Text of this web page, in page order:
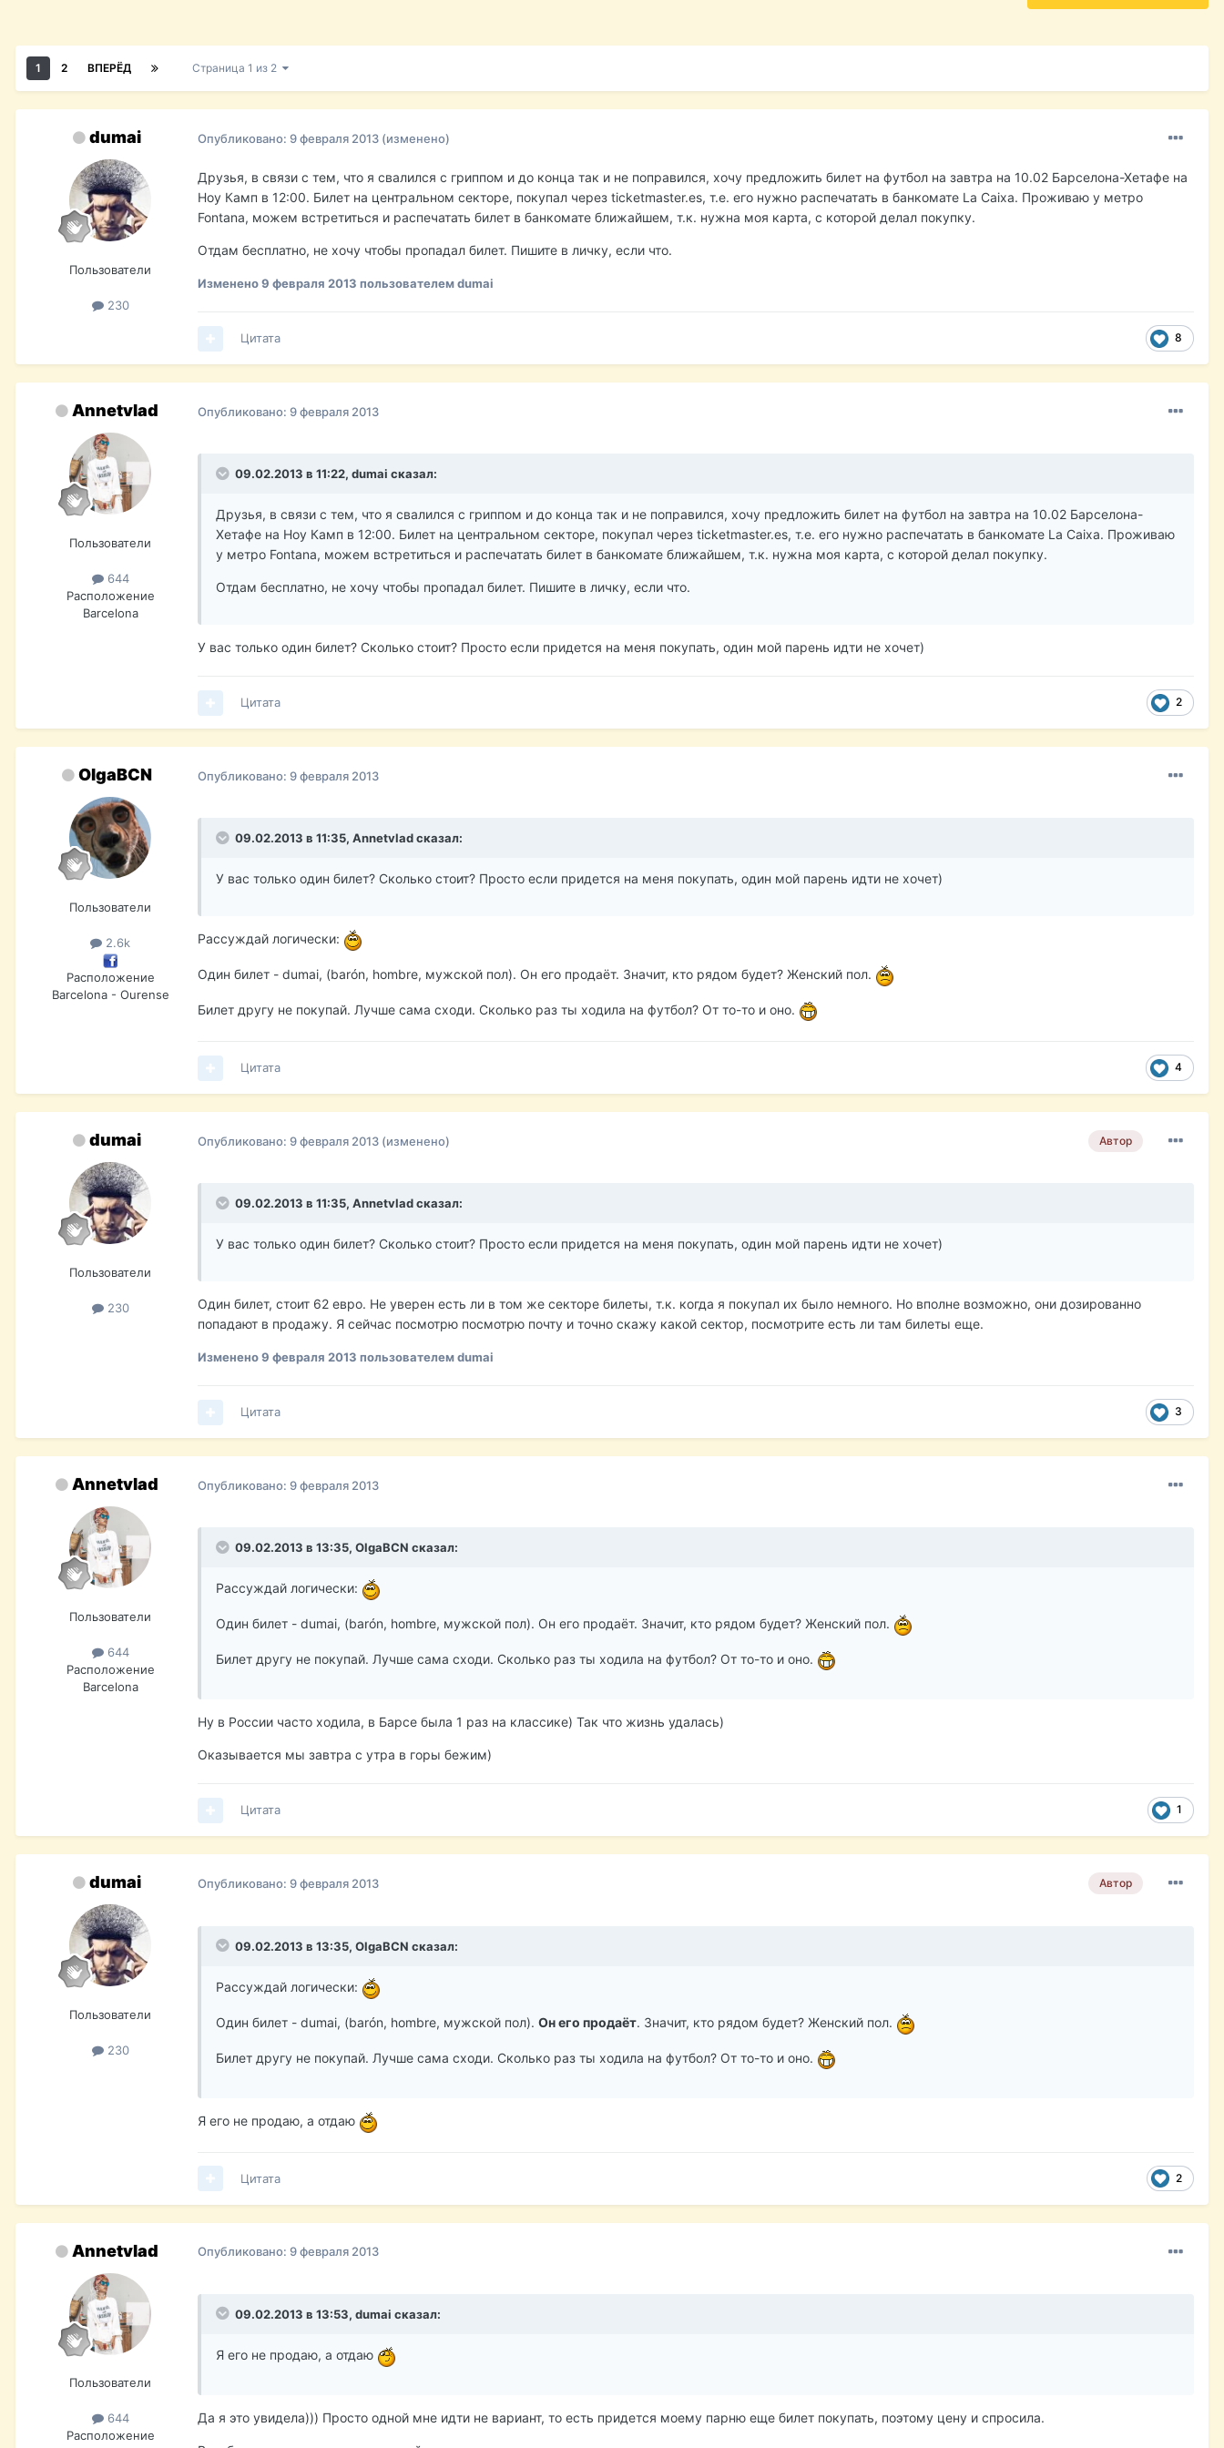
1 2 ВПЕРЁД Страница 1 из 2
dumai
Пользователи
230
Опубликовано: 9 февраля 2013 (изменено)
Друзья, в связи с тем, что я свалился с гриппом и до конца так и не поправился, хочу предложить билет на футбол на завтра на 10.02 Барселона-Хетафе на
Ноу Камп в 12:00. Билет на центральном секторе, покупал через ticketmaster.es, т.е. его нужно распечатать в банкомате La Caixa. Проживаю у метро
Fontana, можем встретиться и распечатать билет в банкомате ближайшем, т.к. нужна моя карта, с которой делал покупку.
Отдам бесплатно, не хочу чтобы пропадал билет. Пишите в личку, если что.
Изменено9 февраля 2013 пользователем dumai
8
Цитата
Annetvlad
Пользователи
644
Расположение
Barcelona
Опубликовано: 9 февраля 2013
09.02.2013 в 11:22, dumai сказал:
Друзья, в связи с тем, что я свалился с гриппом и до конца так и не поправился, хочу предложить билет на футбол на завтра на 10.02 Барселона-
Хетафе на Ноу Камп в 12:00. Билет на центральном секторе, покупал через ticketmaster.es, т.е. его нужно распечатать в банкомате La Caixa. Проживаю
у метро Fontana, можем встретиться и распечатать билет в банкомате ближайшем, т.к. нужна моя карта, с которой делал покупку.
Отдам бесплатно, не хочу чтобы пропадал билет. Пишите в личку, если что.
У вас только один билет? Сколько стоит? Просто если придется на меня покупать, один мой парень идти не хочет)
2
Цитата
OlgaBCN
Пользователи
2.6k
Расположение
Barcelona - Ourense
Опубликовано: 9 февраля 2013
09.02.2013 в 11:35, Annetvlad сказал:
У вас только один билет? Сколько стоит? Просто если придется на меня покупать, один мой парень идти не хочет)
Рассуждай логически:
Один билет - dumai, (barón, hombre, мужской пол). Он его продаёт. Значит, кто рядом будет? Женский пол.
Билет другу не покупай. Лучше сама сходи. Сколько раз ты ходила на футбол? От то-то и оно.
4
Цитата
dumai
Пользователи
230
Автор
Опубликовано: 9 февраля 2013 (изменено)
09.02.2013 в 11:35, Annetvlad сказал:
У вас только один билет? Сколько стоит? Просто если придется на меня покупать, один мой парень идти не хочет)
Один билет, стоит 62 евро. Не уверен есть ли в том же секторе билеты, т.к. когда я покупал их было немного. Но вполне возможно, они дозированно
попадают в продажу. Я сейчас посмотрю посмотрю почту и точно скажу какой сектор, посмотрите есть ли там билеты еще.
Изменено9 февраля 2013 пользователем dumai
3
Цитата
Annetvlad
Пользователи
644
Расположение
Barcelona
Опубликовано: 9 февраля 2013
09.02.2013 в 13:35, OlgaBCN сказал:
Рассуждай логически:
Один билет - dumai, (barón, hombre, мужской пол). Он его продаёт. Значит, кто рядом будет? Женский пол.
Билет другу не покупай. Лучше сама сходи. Сколько раз ты ходила на футбол? От то-то и оно.
Ну в России часто ходила, в Барсе была 1 раз на классике) Так что жизнь удалась)
Оказывается мы завтра с утра в горы бежим)
1
Цитата
dumai
Пользователи
230
Автор
Опубликовано: 9 февраля 2013
09.02.2013 в 13:35, OlgaBCN сказал:
Рассуждай логически:
Один билет - dumai, (barón, hombre, мужской пол). Он его продаёт. Значит, кто рядом будет? Женский пол.
Билет другу не покупай. Лучше сама сходи. Сколько раз ты ходила на футбол? От то-то и оно.
Я его не продаю, а отдаю
2
Цитата
Annetvlad
Пользователи
644
Расположение
Опубликовано: 9 февраля 2013
09.02.2013 в 13:53, dumai сказал:
Я его не продаю, а отдаю
Да я это увидела))) Просто одной мне идти не вариант, то есть придется моему парню еще билет покупать, поэтому цену и спросила.